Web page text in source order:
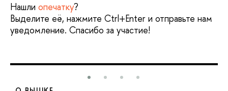
Нашли опечатку?
Выделите её, нажмите Ctrl+Enter и отправьте нам
уведомление. Спасибо за участие!